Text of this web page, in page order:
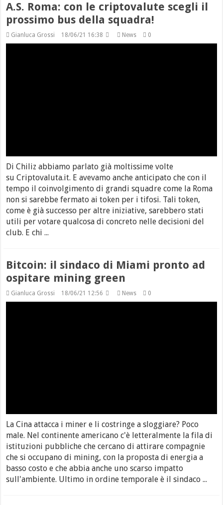
A.S. Roma: con le criptovalute scegli il
prossimo bus della squadra!
Gianluca Grossi 18/06/21 16:38 News 0
Di Chiliz abbiamo parlato già moltissime volte
su Criptovaluta.it. E avevamo anche anticipato che con il
tempo il coinvolgimento di grandi squadre come la Roma
non si sarebbe fermato ai token per i tifosi. Tali token,
come è già successo per altre iniziative, sarebbero stati
utili per votare qualcosa di concreto nelle decisioni del
club. E chi ...
Bitcoin: il sindaco di Miami pronto ad
ospitare mining green
Gianluca Grossi 18/06/21 12:56 News 0
La Cina attacca i miner e li costringe a sloggiare? Poco
male. Nel continente americano c'è letteralmente la fila di
istituzioni pubbliche che cercano di attirare compagnie
che si occupano di mining, con la proposta di energia a
basso costo e che abbia anche uno scarso impatto
sull'ambiente. Ultimo in ordine temporale è il sindaco ...